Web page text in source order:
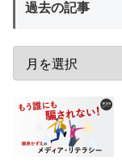
過去の記事